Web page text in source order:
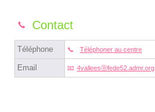
Contact
Téléphone Téléphoner au centre
Email 4valleesⓐfede52.admr.org